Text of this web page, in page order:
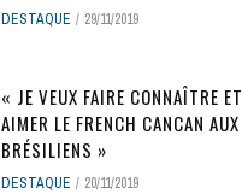
DESTAQUE 29/11/2019
« JE VEUX FAIRE CONNAÎTRE ET
AIMER LE FRENCH CANCAN AUX
BRÉSILIENS »
DESTAQUE 20/11/2019